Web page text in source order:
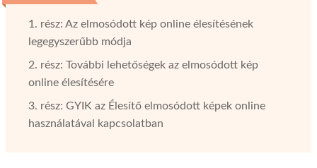
1. rész: Az elmosódott kép online élesítésének
legegyszerűbb módja
2. rész: További lehetőségek az elmosódott kép
online élesítésére
3. rész: GYIK az Élesítő elmosódott képek online
használatával kapcsolatban